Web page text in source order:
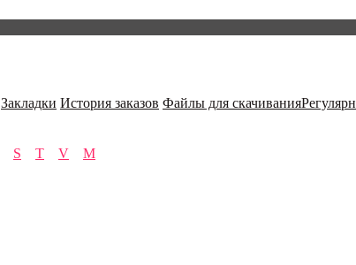
Закладки История заказов Файлы для скачивания
S T V М